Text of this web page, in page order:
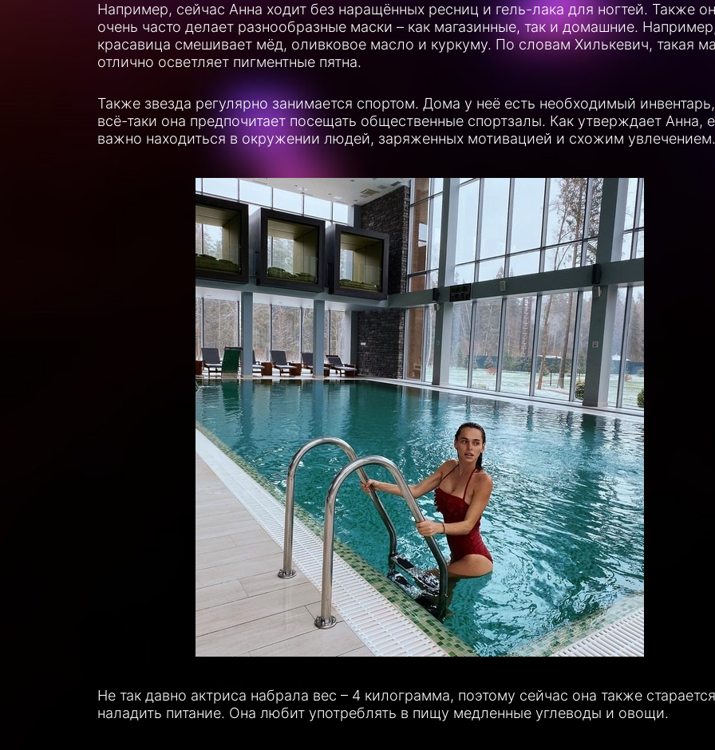
Например, сейчас Анна ходит без наращённых ресниц и гель-лака для ногтей. Также
очень часто делает разнообразные маски – как магазинные, так и домашние.
красавица смешивает мёд, оливковое масло и куркуму. По словам Хилькевич, такая
отлично осветляет пигментные пятна.
Также звезда регулярно занимается спортом. Дома у неё есть необходимый
всё-таки она предпочитает посещать общественные спортзалы. Как утверждает Анна,
важно находиться в окружении людей, заряженных мотивацией и схожим увлечением.
Не так давно актриса набрала вес – 4 килограмма, поэтому сейчас она также старается
наладить питание. Она любит употреблять в пищу медленные углеводы и овощи.